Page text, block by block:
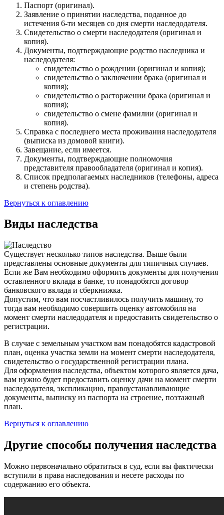
Паспорт (оригинал).
Заявление о принятии наследства, поданное до
истечения 6-ти месяцев со дня смерти наследодателя.
Свидетельство о смерти наследодателя (оригинал и
копия).
Документы, подтверждающие родство наследника и
наследодателя:
свидетельство о рождении (оригинал и копия);
свидетельство о заключении брака (оригинал и
копия);
свидетельство о расторжении брака (оригинал и
копия);
свидетельство о смене фамилии (оригинал и
копия).
Справка с последнего места проживания наследодателя
(выписка из домовой книги).
Завещание, если имеется.
Документы, подтверждающие полномочия
представителя правообладателя (оригинал и копия).
Список предполагаемых наследников (телефоны, адреса
и степень родства).
Вернуться к оглавлению
Виды наследства
Существует несколько типов наследства. Выше были
представлены основные документы для типичных случаев.
Если же Вам необходимо оформить документы для получения
оставленного вклада в банке, то понадобятся договор
банковского вклада и сберкнижка.
Допустим, что вам посчастливилось получить машину, то
тогда вам необходимо совершить оценку автомобиля на
момент смерти наследодателя и предоставить свидетельство о
регистрации.
В случае с земельным участком вам понадобятся кадастровой
план, оценка участка земли на момент смерти наследодателя,
свидетельство о государственной регистрации плана.
Для оформления наследства, объектом которого является дача,
вам нужно будет предоставить оценку дачи на момент смерти
наследодателя, экспликацию, правоустанавливающие
документы, выписку из паспорта на строение, поэтажный
план.
Вернуться к оглавлению
Другие способы получения наследства
Можно первоначально обратиться в суд, если вы фактически
вступили в права наследования и несете расходы по
содержанию его объекта.